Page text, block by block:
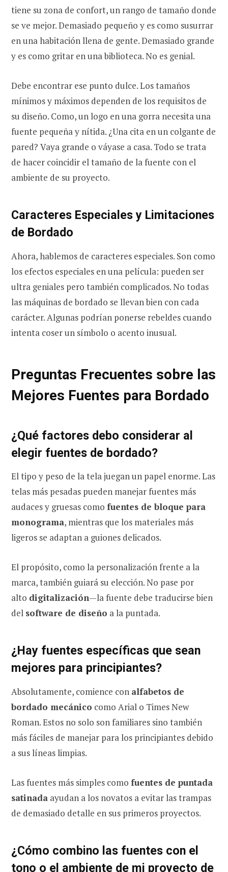
tiene su zona de confort, un rango de tamaño donde
se ve mejor. Demasiado pequeño y es como susurrar
en una habitación llena de gente. Demasiado grande
y es como gritar en una biblioteca. No es genial.
Debe encontrar ese punto dulce. Los tamaños
mínimos y máximos dependen de los requisitos de
su diseño. Como, un logo en una gorra necesita una
fuente pequeña y nítida. ¿Una cita en un colgante de
pared? Vaya grande o váyase a casa. Todo se trata
de hacer coincidir el tamaño de la fuente con el
ambiente de su proyecto.
Caracteres Especiales y Limitaciones
de Bordado
Ahora, hablemos de caracteres especiales. Son como
los efectos especiales en una película: pueden ser
ultra geniales pero también complicados. No todas
las máquinas de bordado se llevan bien con cada
carácter. Algunas podrían ponerse rebeldes cuando
intenta coser un símbolo o acento inusual.
Preguntas Frecuentes sobre las
Mejores Fuentes para Bordado
¿Qué factores debo considerar al
elegir fuentes de bordado?
El tipo y peso de la tela juegan un papel enorme. Las
telas más pesadas pueden manejar fuentes más
audaces y gruesas como fuentes de bloque para
monograma, mientras que los materiales más
ligeros se adaptan a guiones delicados.
El propósito, como la personalización frente a la
marca, también guiará su elección. No pase por
alto digitalización—la fuente debe traducirse bien
del software de diseño a la puntada.
¿Hay fuentes específicas que sean
mejores para principiantes?
Absolutamente, comience con alfabetos de
bordado mecánico como Arial o Times New
Roman. Estos no solo son familiares sino también
más fáciles de manejar para los principiantes debido
a sus líneas limpias.
Las fuentes más simples como fuentes de puntada
satinada ayudan a los novatos a evitar las trampas
de demasiado detalle en sus primeros proyectos.
¿Cómo combino las fuentes con el
tono o el ambiente de mi proyecto de